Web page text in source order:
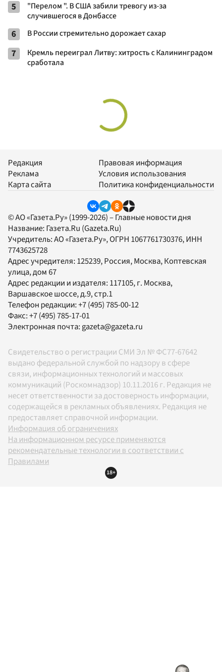
5
"Перелом ". В США забили тревогу из-за
случившегося в Донбассе
6 В России стремительно дорожает сахар
7
Кремль переиграл Литву: хитрость с Калининградом
сработала
Редакция
Реклама
Карта сайта
Правовая информация
Условия использования
Политика конфиденциальности
© АО «Газета.Ру» (1999-2026) – Главные новости дня
Название: Газета.Ru (Gazeta.Ru)
Учредитель:АО «Газета.Ру», ОГРН 1067761730376, ИНН
7743625728
Адрес учредителя: 125239, Россия, Москва, Коптевская
улица, дом 67
Адрес редакции и издателя: 117105, г. Москва,
Варшавское шоссе, д.9, стр.1
Телефон редакции:+7 (495) 785-00-12
Факс:+7 (495) 785-17-01
Электронная почта: gazeta@gazeta.ru
Свидетельство о регистрации СМИ Эл № ФС77-67642
выдано федеральной службой по надзору в сфере
связи, информационных технологий и массовых
коммуникаций (Роскомнадзор) 10.11.2016 г. Редакция не
несет ответственности за достоверность информации,
содержащейся в рекламных объявлениях. Редакция не
предоставляет справочной информации.
Информация об ограничениях
На информационном ресурсе применяются
рекомендательные технологии в соответствии с
Правилами
18+